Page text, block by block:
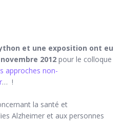
et une exposition ont eu
2012 pour le colloque
approches non-
… !
la santé et
Alzheimer et aux personnes